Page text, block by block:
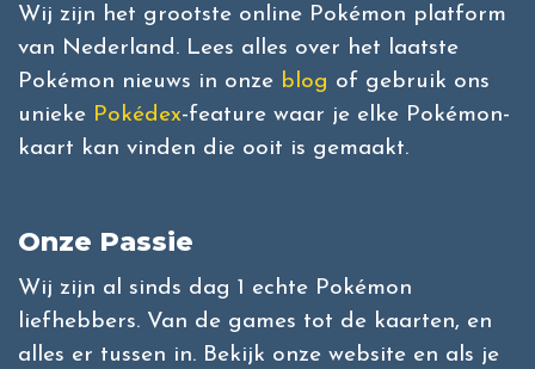
Wij zijn het grootste online Pokémon platform
van Nederland. Lees alles over het laatste
Pokémon nieuws in onze blog of gebruik ons
unieke Pokédex-feature waar je elke Pokémon-
kaart kan vinden die ooit is gemaakt.
Onze Passie
Wij zijn al sinds dag 1 echte Pokémon
liefhebbers. Van de games tot de kaarten, en
alles er tussen in. Bekijk onze website en als je